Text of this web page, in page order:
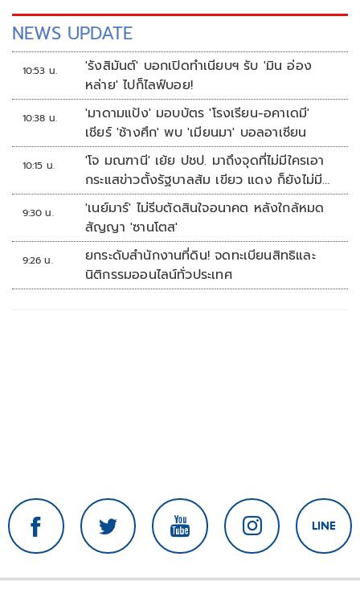
NEWS UPDATE
10:53 น.
'รังสิมันต์' บอกเปิดทำเนียบฯ รับ 'มิน อ่อง
หล่าย' ไปก็ไลฟ์บอย!
10:38 น.
'มาดามแป้ง' มอบบัตร 'โรงเรียน-อคาเดมี'
เชียร์ 'ช้างศึก' พบ 'เมียนมา' บอลอาเซียน
10:15 น.
'โจ มณฑานี' เย้ย ปชป. มาถึงจุดที่ไม่มีใครเอา
กระแสข่าวตั้งรัฐบาลส้ม เขียว แดง ก็ยังไม่มีฟ้า
เลย
9:30 น.
'เนย์มาร์' ไม่รีบตัดสินใจอนาคต หลังใกล้หมด
สัญญา 'ซานโตส'
9:26 น.
ยกระดับสำนักงานที่ดิน! จดทะเบียนสิทธิและ
นิติกรรมออนไลน์ทั่วประเทศ